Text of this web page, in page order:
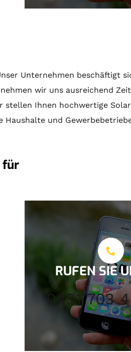
Unternehmen beschäftigt
nehmen wir uns ausreichend
stellen Ihnen hochwertige
und
für
RUFEN SIE
0451 703